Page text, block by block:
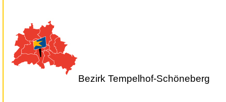
Bezirk Tempelhof-Schöneberg